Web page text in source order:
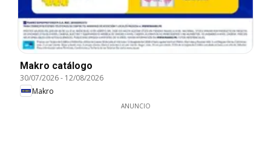
Makro catálogo
30/07/2026- 12/08/2026
Makro
ANUNCIO